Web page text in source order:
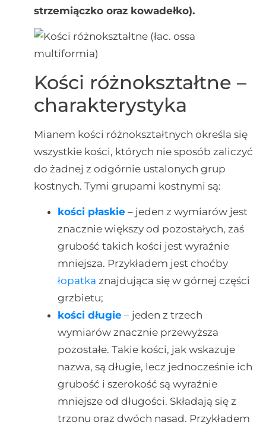
strzemiączko oraz kowadełko).
Kości różnokształtne –
charakterystyka
Mianem kości różnokształtnych określa się
wszystkie kości, których nie sposób zaliczyć
do żadnej z odgórnie ustalonych grup
kostnych. Tymi grupami kostnymi są:
kości płaskie– jeden z wymiarów jest
znacznie większy od pozostałych, zaś
grubość takich kości jest wyraźnie
mniejsza. Przykładem jest choćby
łopatka znajdująca się w górnej części
grzbietu;
kości długie– jeden z trzech
wymiarów znacznie przewyższa
pozostałe. Takie kości, jak wskazuje
nazwa, są długie, lecz jednocześnie ich
grubość i szerokość są wyraźnie
mniejsze od długości. Składają się z
trzonu oraz dwóch nasad. Przykładem